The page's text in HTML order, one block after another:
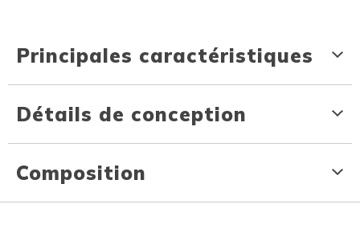
Principales caractéristiques
Détails de conception
Composition